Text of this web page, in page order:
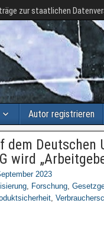
zur staatlichen
Autor registrieren
dem Deutschen
wird
2023
, Forschung,
,